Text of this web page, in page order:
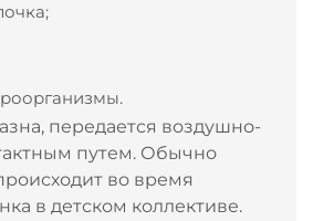
передается воздушно-
путем. Обычно
во время
в детском коллективе.